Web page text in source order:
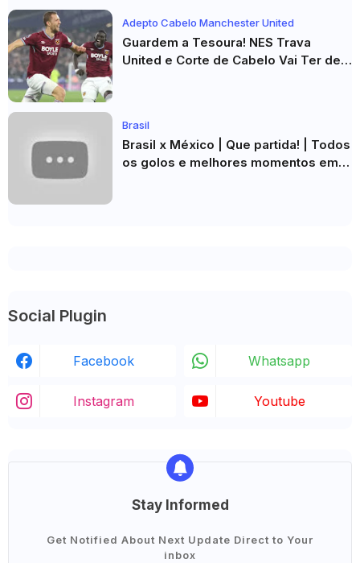
Adepto Cabelo Manchester United
Guardem a Tesoura! NES Trava
United e Corte de Cabelo Vai Ter de
Brasil
Brasil x México | Que partida! | Todos
os golos e melhores momentos em
Social Plugin
Facebook Whatsapp
Instagram Youtube
Stay Informed
Get Notified About Next Update Direct to Your
inbox